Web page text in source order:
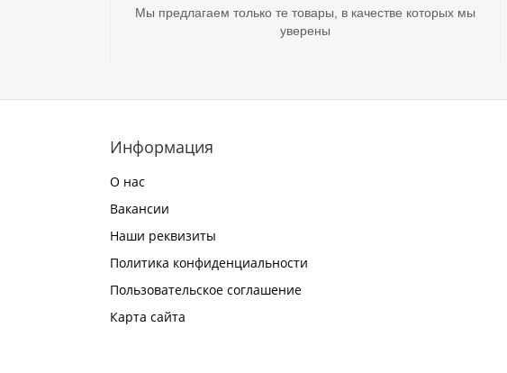
Мы предлагаем только те товары, в качестве которых мы
уверены
Информация
О нас
Вакансии
Наши реквизиты
Политика конфиденциальности
Пользовательское соглашение
Карта сайта